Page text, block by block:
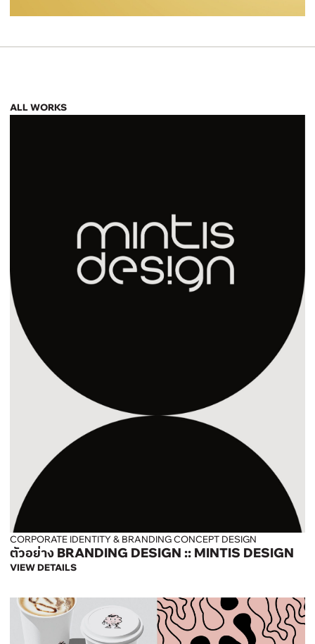
ALL WORKS
CORPORATE IDENTITY & BRANDING CONCEPT DESIGN
ตัวอย่าง BRANDING DESIGN :: MINTIS DESIGN
VIEW DETAILS